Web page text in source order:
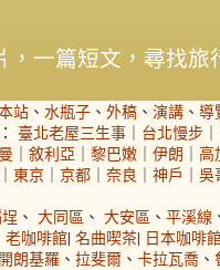
，一篇短文，尋找旅
站 、 水瓶子 、 外稿 、 演講 、 導
： 臺北老屋三生事 ｜ 台北慢步 ｜
｜ 敘利亞 ｜ 黎巴嫩 ｜ 伊朗 ｜ 高
｜ 東京 ｜ 京都 ｜ 奈良 ｜ 神戶 ｜ 吳
、 大同區 、 大安區 、 平溪線
老咖啡館| 名曲喫茶| 日本咖啡
朗基羅 、 拉斐爾 、 卡拉瓦喬 、